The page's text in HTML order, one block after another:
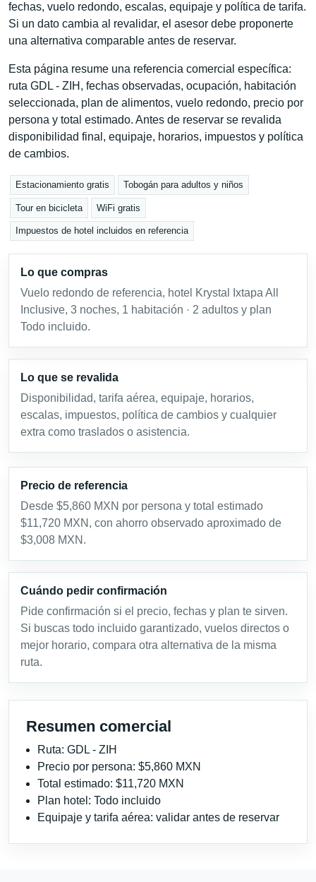
fechas, vuelo redondo, escalas, equipaje y política de tarifa.
Si un dato cambia al revalidar, el asesor debe proponerte
una alternativa comparable antes de reservar.
Esta página resume una referencia comercial específica:
ruta GDL - ZIH, fechas observadas, ocupación, habitación
seleccionada, plan de alimentos, vuelo redondo, precio por
persona y total estimado. Antes de reservar se revalida
disponibilidad final, equipaje, horarios, impuestos y política
de cambios.
Estacionamiento gratis Tobogán para adultos y niños
Tour en bicicleta WiFi gratis
Impuestos de hotel incluidos en referencia
Lo que compras
Vuelo redondo de referencia, hotel Krystal Ixtapa All
Inclusive, 3 noches, 1 habitación · 2 adultos y plan
Todo incluido.
Lo que se revalida
Disponibilidad, tarifa aérea, equipaje, horarios,
escalas, impuestos, política de cambios y cualquier
extra como traslados o asistencia.
Precio de referencia
Desde $5,860 MXN por persona y total estimado
$11,720 MXN, con ahorro observado aproximado de
$3,008 MXN.
Cuándo pedir confirmación
Pide confirmación si el precio, fechas y plan te sirven.
Si buscas todo incluido garantizado, vuelos directos o
mejor horario, compara otra alternativa de la misma
ruta.
Resumen comercial
Ruta: GDL - ZIH
Precio por persona: $5,860 MXN
Total estimado: $11,720 MXN
Plan hotel: Todo incluido
Equipaje y tarifa aérea: validar antes de reservar